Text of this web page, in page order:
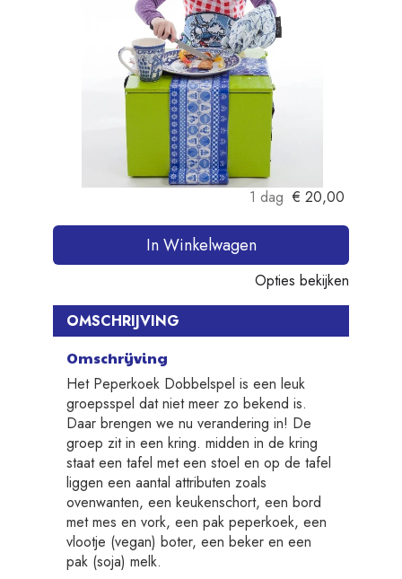
1 dag € 20,00
In Winkelwagen
Opties bekijken
OMSCHRIJVING
Omschrijving
Het Peperkoek Dobbelspel is een leuk
groepsspel dat niet meer zo bekend is.
Daar brengen we nu verandering in! De
groep zit in een kring. midden in de kring
staat een tafel met een stoel en op de tafel
liggen een aantal attributen zoals
ovenwanten, een keukenschort, een bord
met mes en vork, een pak peperkoek, een
vlootje (vegan) boter, een beker en een
pak (soja) melk.